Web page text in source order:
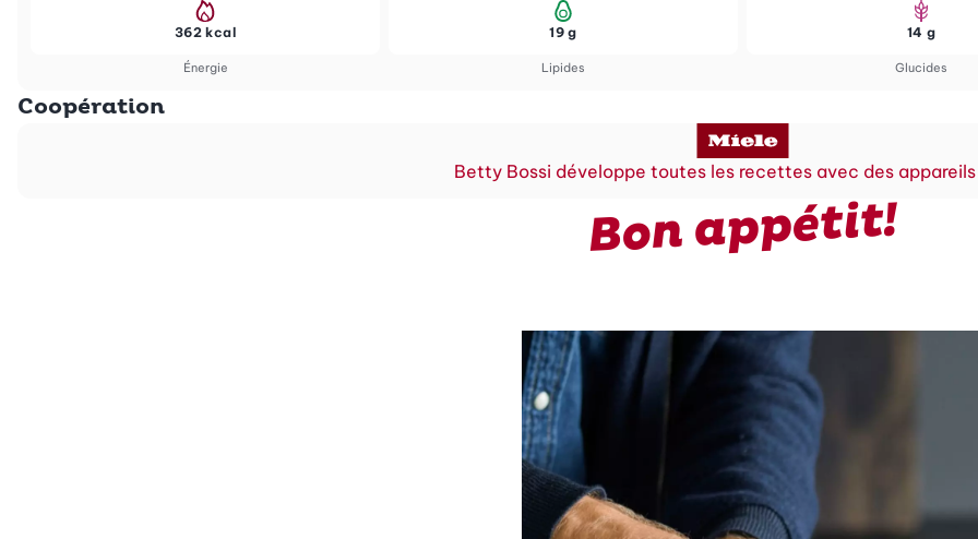
Énergie
362 kcal
Lipides
19 g
Glucides
14 g
Coopération
Betty Bossi développe toutes les recettes avec des
Bon appétit!